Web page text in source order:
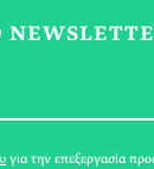
Ηγεσία
για την επεξεργασία